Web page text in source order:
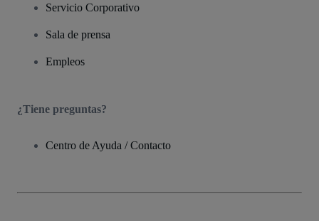
Servicio Corporativo
Sala de prensa
Empleos
¿Tiene preguntas?
Centro de Ayuda / Contacto